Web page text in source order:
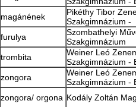
magánének
Pikéthy Tibor
Szakgimnázium -
furulya
Szombathelyi
Szakgimnázium
trombita
Weiner Leó
Szakgimnázium -
zongora
Weiner Leó
Szakgimnázium -
zongora/ orgona Kodály Zoltán